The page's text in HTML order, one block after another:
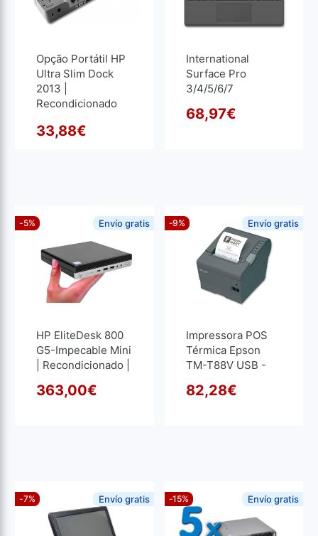
Opção Portátil HP
Ultra Slim Dock
2013 |
Recondicionado
33,88€
International
Surface Pro
3/4/5/6/7
Recondicionado
68,97€
HP EliteDesk 800
G5-Impecable Mini
| Recondicionado |
16 GB RAM | 256
O preço original era:
363,00€
O preço atual é: 363,00€.
-5% Envío gratis
Impressora POS
Térmica Epson
TM-T88V USB -
Recondicionado
82,28€
-9% Envío gratis
-7% Envío gratis -15% Envío gratis